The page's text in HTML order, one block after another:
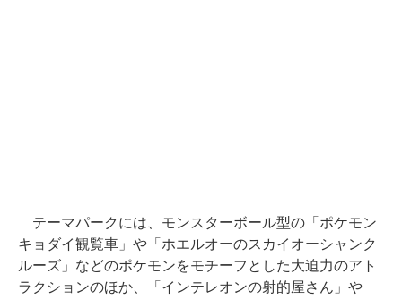
テーマパークには、モンスターボール型の「ポケモン
キョダイ観覧車」や「ホエルオーのスカイオーシャンク
ルーズ」などのポケモンをモチーフとした大迫力のアト
ラクションのほか、「インテレオンの射的屋さん」や